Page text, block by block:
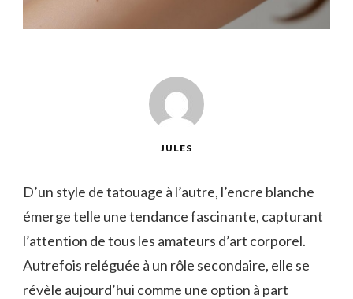
JULES
D’un style de tatouage à l’autre, l’encre blanche
émerge telle une tendance fascinante, capturant
l’attention de tous les amateurs d’art corporel.
Autrefois reléguée à un rôle secondaire, elle se
révèle aujourd’hui comme une option à part